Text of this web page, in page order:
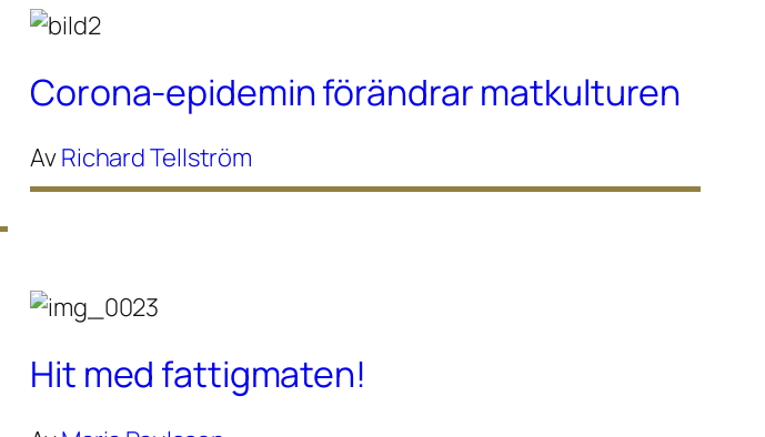
Corona-epidemin förändrar matkulturen
AvRichard Tellström
Hit med fattigmaten!